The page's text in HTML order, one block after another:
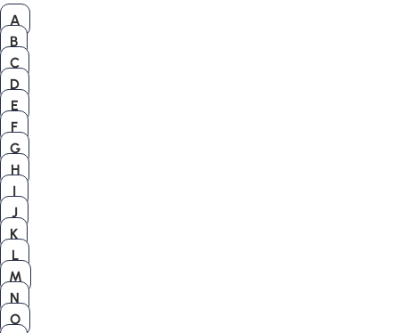
A
B
C
D
E
F
G
H
I
J
K
L
M
N
O